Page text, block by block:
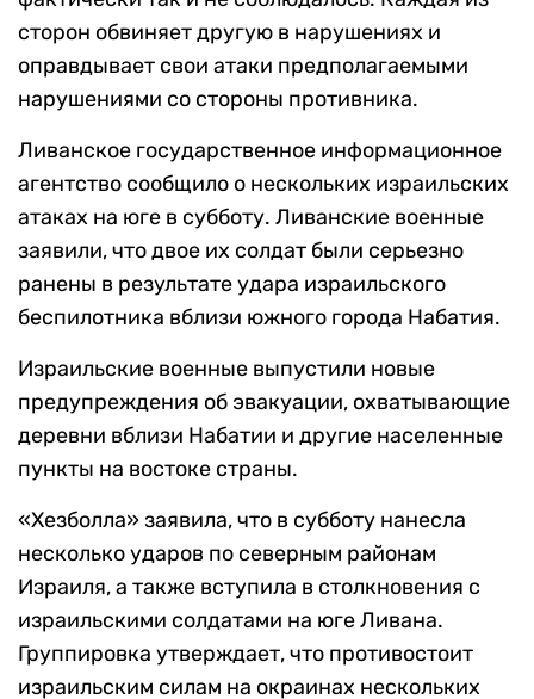
сторон обвиняет другую в нарушениях и
оправдывает свои атаки предполагаемыми
нарушениями со стороны противника.
Ливанское государственное информационное
агентство сообщило о нескольких израильских
атаках на юге в субботу. Ливанские военные
заявили, что двое их солдат были серьезно
ранены в результате удара израильского
беспилотника вблизи южного города Набатия.
Израильские военные выпустили новые
предупреждения об эвакуации, охватывающие
деревни вблизи Набатии и другие населенные
пункты на востоке страны.
«Хезболла» заявила, что в субботу нанесла
несколько ударов по северным районам
Израиля, а также вступила в столкновения с
израильскими солдатами на юге Ливана.
Группировка утверждает, что противостоит
израильским силам на окраинах нескольких